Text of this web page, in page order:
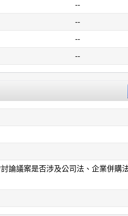
--
--
--
--
論議案是否涉及公司法、企業併購